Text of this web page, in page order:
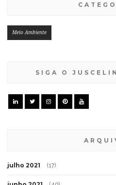
Meio Ambiente
SIGA O
julho 2021 (17)